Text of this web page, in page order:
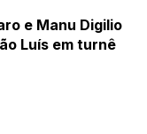
e Manu Digilio
Luís em turnê